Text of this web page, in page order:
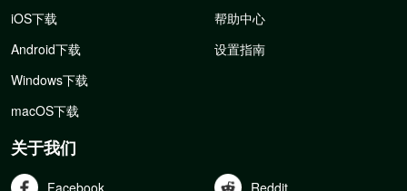
iOS下载
Android下载
Windows下载
macOS下载
帮助中心
设置指南
关于我们
Facebook Reddit